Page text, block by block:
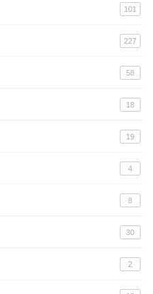
101
227
58
18
19
4
8
30
2